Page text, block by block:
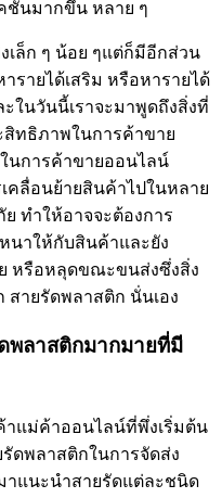
ชั่นมากขึ้น หลาย ๆ
เล็ก ๆ น้อย ๆแต่ก็มีอีกส่วน
รายได้เสริม หรือหารายได้
ในวันนี้เราจะมาพูดถึงสิ่งที่
สิทธิภาพในการค้าขาย
การค้าขายออนไลน์
คลื่อนย้ายสินค้าไปในหลาย
ทำให้อาจจะต้องการ
าให้กับสินค้าและยัง
หรือหลุดขณะขนส่งซึ่งสิ่ง
สายรัดพลาสติก นั่นเอง
พลาสติกมากมายที่มี
าแม่ค้าออนไลน์ที่พึ่งเริ่มต้น
ดพลาสติกในการจัดส่ง
าแนะนำสายรัดแต่ละชนิด